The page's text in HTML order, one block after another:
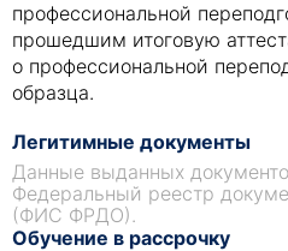
профессиональной
прошедшим итоговую
о профессиональной
образца.
Легитимные документы
Данные выданных
Федеральный реестр
(ФИС ФРДО).
Обучение в рассрочку